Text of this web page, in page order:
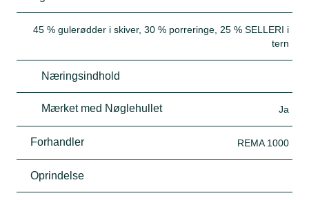
45 % gulerødder i skiver, 30 % porreringe, 25 % SELLERI i
tern
Næringsindhold
Mærket med Nøglehullet Ja
Forhandler REMA 1000
Oprindelse